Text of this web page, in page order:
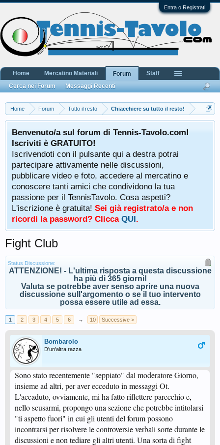
Entra o Registrati
Home Forum Tutto il resto Chiacchiere su tutto il resto!
Benvenuto/a sul forum di Tennis-Tavolo.com!
Iscriviti è GRATUITO!
Iscrivendoti con il pulsante qui a destra potrai
partecipare attivamente nelle discussioni,
pubblicare video e foto, accedere al mercatino e
conoscere tanti amici che condividono la tua
passione per il TennisTavolo. Cosa aspetti?
L'iscrizione è gratuita! Sei già registrato/a e non
ricordi la password? Clicca QUI.
Fight Club
Status Discussione:
ATTENZIONE! - L'ultima risposta a questa discussione
ha più di 365 giorni!
Valuta se potrebbe aver senso aprire una nuova
discussione sull'argomento o se il tuo intervento
possa essere utile ad essa.
1 2 3 4 5 6 → 10 Successive >
Bombarolo
D'un'altra razza
Sono stato recentemente "seppiato" dal moderatore Giorno,
insieme ad altri, per aver ecceduto in messaggi Ot.
L'accaduto, ovviamente, mi ha fatto riflettere parecchio e,
nello scusarmi, propongo una sezione che potrebbe intitolarsi
"ti aspetto fuori" in cui gli utenti del forum possono
incontrarsi per risolvere le controversie verbali sorte durante le
discussioni e non tediare gli altri utenti. Una sorta di fight
Home Mercatino Materiali
Forum
Cerca nei Forum
Messaggi Recenti
Staff